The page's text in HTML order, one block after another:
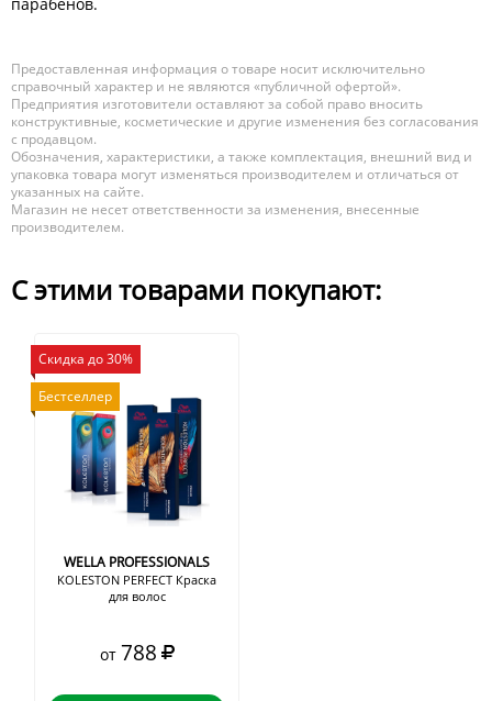
парабенов.
Предоставленная информация о товаре носит исключительно
справочный характер и не являются «публичной офертой».
Предприятия изготовители оставляют за собой право вносить
конструктивные, косметические и другие изменения без согласования
с продавцом.
Обозначения, характеристики, а также комплектация, внешний вид и
упаковка товара могут изменяться производителем и отличаться от
указанных на сайте.
Магазин не несет ответственности за изменения, внесенные
производителем.
С этими товарами покупают:
Скидка до 30%
Бестселлер
WELLA PROFESSIONALS
KOLESTON PERFECT Краска
для волос
от 788